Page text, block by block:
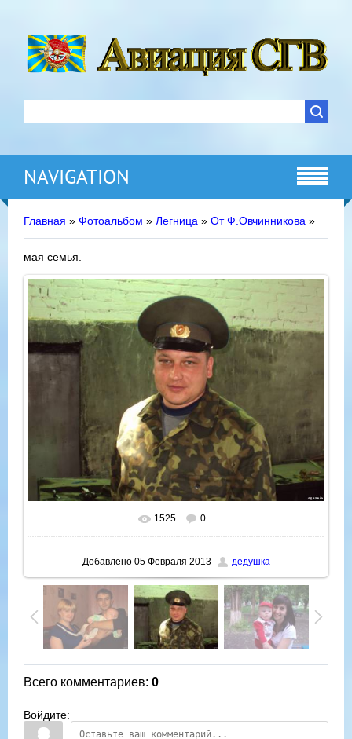
NAVIGATION
Главная » Фотоальбом » Легница » От Ф.Овчинникова »
мая семья.
В реальном размере 1000x750
1525 0
Добавлено05 Февраля 2013 дедушка
Всего комментариев: 0
Войдите: